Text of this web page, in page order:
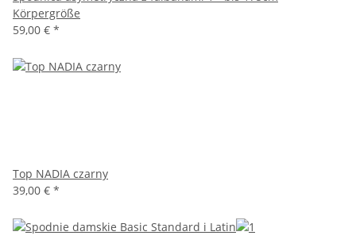
Körpergröße
59,00 € *
Top NADIA czarny
39,00 € *